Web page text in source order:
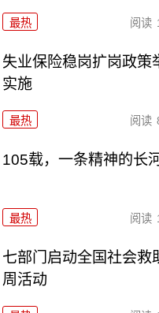
最热 阅读
失业保险稳岗扩岗政策
实施
最热 阅读
105载，一条精神的长河
最热 阅读
七部门启动全国社会救
周活动